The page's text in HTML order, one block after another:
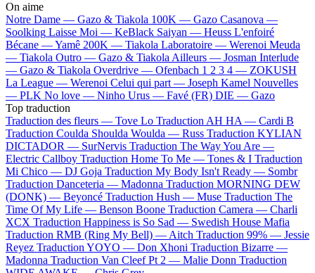
On aime
Notre Dame — Gazo & Tiakola 100K — Gazo Casanova —
Soolking Laisse Moi — KeBlack Saiyan — Heuss L'enfoiré
Bécane —Yamê 200K — Tiakola Laboratoire — Werenoi Meuda
— Tiakola Outro — Gazo & TiakolaAilleurs — Josman Interlude
— Gazo & Tiakola Overdrive — Ofenbach 1 2 3 4 — ZOKUSH
La League — Werenoi Celui qui part — Joseph Kamel Nouvelles
— PLK No love — Ninho Urus — Favé (FR) DIE — Gazo
Top traduction
Traduction des fleurs — Tove Lo Traduction AH HA — Cardi B
Traduction Coulda Shoulda Woulda — Russ Traduction KYLIAN
DICTADOR — SurNervis Traduction The Way You Are —
Electric Callboy Traduction Home To Me — Tones & I Traduction
Mi Chico — DJ Goja Traduction My Body Isn't Ready — Sombr
Traduction Danceteria — Madonna Traduction MORNING DEW
(DONK) — Beyoncé Traduction Hush — Muse Traduction The
Time Of My Life — Benson Boone Traduction Camera — Charli
XCX Traduction Happiness is So Sad — Swedish House Mafia
Traduction RMB (Ring My Bell) —Aitch Traduction 99% — Jessie
Reyez Traduction YOYO — Don Xhoni Traduction Bizarre —
Madonna Traduction Van Cleef Pt 2 — Malie Donn Traduction